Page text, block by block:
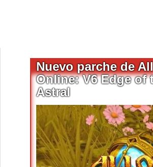
Nuevo parche de
Online: V6 Edge of
Astral